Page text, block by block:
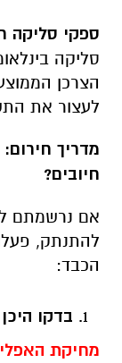
ספקי סליקה
סליקה
הצרכן
לעצור את
מדריך
חיובים?
אם נרשמתם
להתנתק,
הכבד:
בדקו
מחיקת